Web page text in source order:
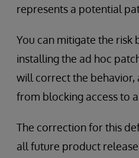
represents a potential
You can mitigate the risk
installing the ad hoc
will correct the behavior,
from blocking access to
The correction for this
all future product